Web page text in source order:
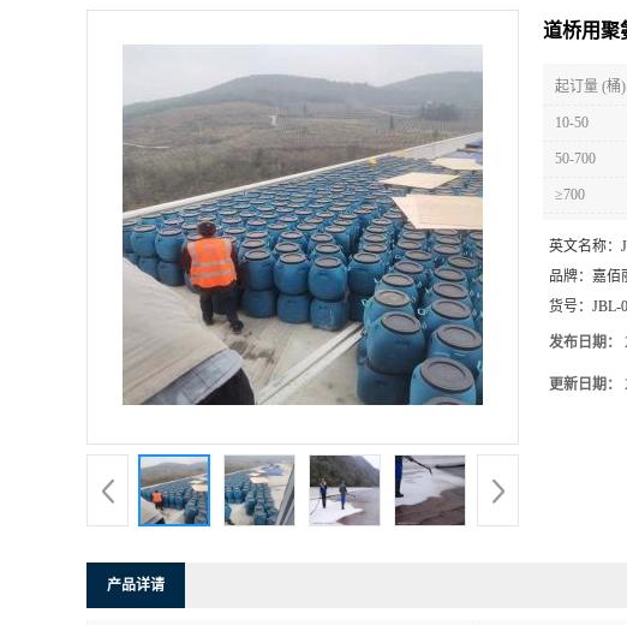
道桥用聚
起订量 (桶)
10-50
50-700
≥700
英文名称：
品牌： 嘉佰
货号： JBL-
发布日期：
更新日期：
产品详请